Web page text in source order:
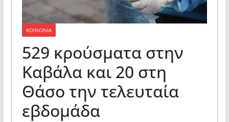
ΚΟΙΝΩΝΙΑ
529 κρούσματα στην
Καβάλα και 20 στη
Θάσο την τελευταία
εβδομάδα